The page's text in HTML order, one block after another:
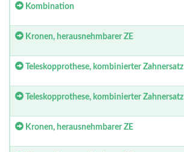
Kombination
Kronen, herausnehmbarer ZE
Teleskopprothese, kombinierter Zahnersatz
Teleskopprothese, kombinierter Zahnersatz
Kronen, herausnehmbarer ZE